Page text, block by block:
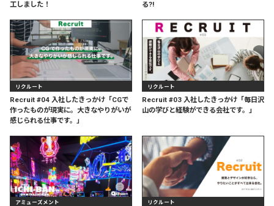
工しました！ る?!
リクルート
Recruit #04 入社したきっかけ「CGで
作ったものが現実に。大きなやりがいが
感じられる仕事です。」
リクルート
Recruit #03 入社したきっかけ「毎日沢
山の学びと経験ができる会社です。」
アミューズメント リクルート